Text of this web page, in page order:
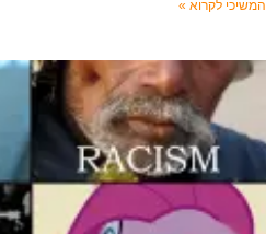
המשיכי לקרוא »